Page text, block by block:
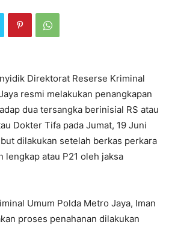
Direktorat Reserse Kriminal
resmi melakukan penangkapan
dua tersangka berinisial RS atau
Dokter Tifa pada Jumat, 19 Juni
dilakukan setelah berkas perkara
lengkap atau P21 oleh jaksa
Umum Polda Metro Jaya, Iman
proses penahanan dilakukan